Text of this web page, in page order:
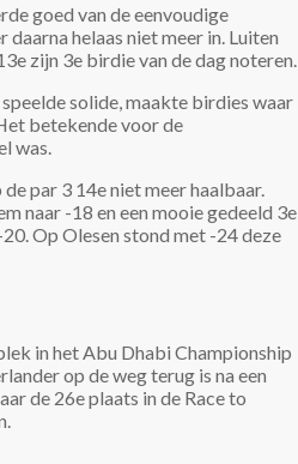
goed van de eenvoudige
helaas niet meer in. Luiten
zijn 3e birdie van de dag noteren.
solide, maakte birdies waar
betekende voor de
was.
par 3 14e niet meer haalbaar.
naar -18 en een mooie gedeeld 3e
Op Olesen stond met -24 deze
in het Abu Dhabi Championship
op de weg terug is na een
de 26e plaats in de Race to